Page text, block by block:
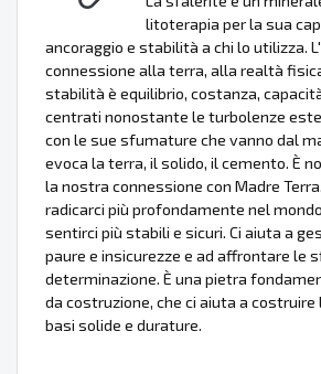
litoterapia per la sua
ancoraggio e stabilità a chi lo utilizza.
connessione alla terra, alla realtà
stabilità è equilibrio, costanza,
centrati nonostante le turbolenze
con le sue sfumature che vanno dal
evoca la terra, il solido, il cemento. È
la nostra connessione con Madre
radicarci più profondamente nel
sentirci più stabili e sicuri. Ci aiuta a
paure e insicurezze e ad affrontare le
determinazione. È una pietra
da costruzione, che ci aiuta a
basi solide e durature.